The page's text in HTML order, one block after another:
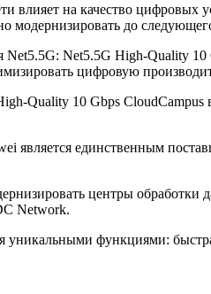
влияет на качество цифровых
модернизировать до
Net5.5G High-Quality
цифровую
Quality 10 Gbps CloudCampus
является единственным
центры
Network.
функциями: